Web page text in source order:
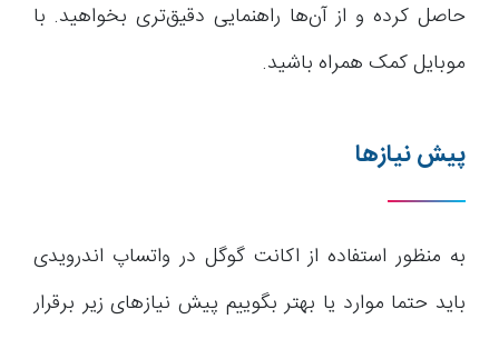
حاصل کرده و از آن‌ها راهنمایی دقیق‌تری بخواهید. با
موبایل کمک همراه باشید.
پیش نیازها
به منظور استفاده از اکانت گوگل در واتساپ اندرویدی
باید حتما موارد یا بهتر بگوییم پیش نیازهای زیر برقرار